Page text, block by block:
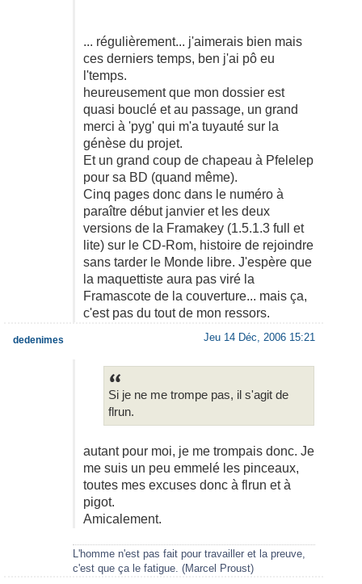
... régulièrement... j'aimerais bien mais
ces derniers temps, ben j'ai pô eu
l'temps.
heureusement que mon dossier est
quasi bouclé et au passage, un grand
merci à 'pyg' qui m'a tuyauté sur la
génèse du projet.
Et un grand coup de chapeau à Pfelelep
pour sa BD (quand même).
Cinq pages donc dans le numéro à
paraître début janvier et les deux
versions de la Framakey (1.5.1.3 full et
lite) sur le CD-Rom, histoire de rejoindre
sans tarder le Monde libre. J'espère que
la maquettiste aura pas viré la
Framascote de la couverture... mais ça,
c'est pas du tout de mon ressors.
Jeu 14 Déc, 2006 15:21
Si je ne me trompe pas, il s'agit de
flrun.
autant pour moi, je me trompais donc. Je
me suis un peu emmelé les pinceaux,
toutes mes excuses donc à flrun et à
pigot.
Amicalement.
L'homme n'est pas fait pour travailler et la preuve,
c'est que ça le fatigue. (Marcel Proust)
dedenimes